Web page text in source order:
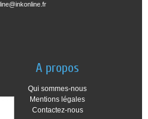
A propos
Qui sommes-nous
Mentions légales
Contactez-nous